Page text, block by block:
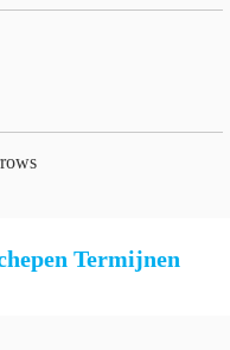
Termijnen